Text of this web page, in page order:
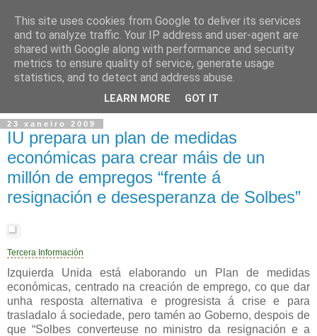
23 xaneiro 2009
IU prepara un plan de medidas
económicas para crear máis de un
millón de empregos “frente á
resignación e desesperanza de Solbes”
Tercera Información
Izquierda Unida está elaborando un Plan de medidas
económicas, centrado na creación de emprego, co que dar
unha resposta alternativa e progresista á crise e para
trasladalo á sociedade, pero tamén ao Goberno, despois de
que “Solbes converteuse no ministro da resignación e a
This site uses cookies from Google to deliver its services
and to analyze traffic. Your IP address and user-agent are
shared with Google along with performance and security
metrics to ensure quality of service, generate usage
statistics, and to detect and address abuse.
LEARN MORE GOT IT